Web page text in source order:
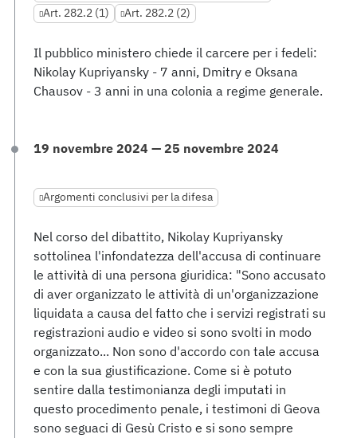
Art. 282.2 (1)
Art. 282.2 (2)
Il pubblico ministero chiede il carcere per i fedeli:
Nikolay Kupriyansky - 7 anni, Dmitry e Oksana
Chausov - 3 anni in una colonia a regime generale.
19 novembre 2024 — 25 novembre 2024
Argomenti conclusivi per la difesa
Nel corso del dibattito, Nikolay Kupriyansky
sottolinea l'infondatezza dell'accusa di continuare
le attività di una persona giuridica: "Sono accusato
di aver organizzato le attività di un'organizzazione
liquidata a causa del fatto che i servizi registrati su
registrazioni audio e video si sono svolti in modo
organizzato... Non sono d'accordo con tale accusa
e con la sua giustificazione. Come si è potuto
sentire dalla testimonianza degli imputati in
questo procedimento penale, i testimoni di Geova
sono seguaci di Gesù Cristo e si sono sempre